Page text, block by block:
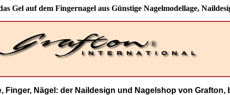
Gel auf dem Fingernagel aus Günstige Nagelmodellage,
Finger, Nägel: der Naildesign und Nagelshop von Grafton,